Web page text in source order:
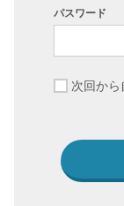
パスワード
次回から